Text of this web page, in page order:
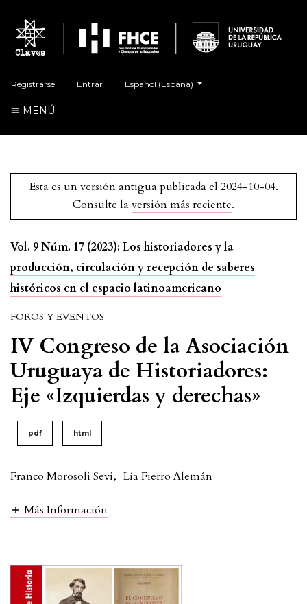
Registrarse Entrar Español (España)
MENÚ
Esta es un versión antigua publicada el 2024-10-04.
Consulte la versión más reciente.
Vol. 9 Núm. 17 (2023): Los historiadores y la
producción, circulación y recepción de saberes
históricos en el espacio latinoamericano
FOROS Y EVENTOS
IV Congreso de la Asociación
Uruguaya de Historiadores:
Eje «Izquierdas y derechas»
pdf html
Franco Morosoli Sevi, Lía Fierro Alemán
Más Información